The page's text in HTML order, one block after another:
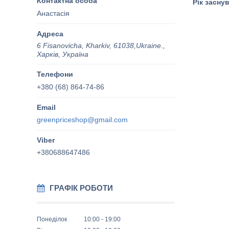
Анастасія
6 Fisanovicha, Kharkiv, 61038,Ukraine.,
Харків, Україна
+380 (68) 864-74-86
greenpriceshop@gmail.com
+380688647486
ГРАФІК РОБОТИ
Понеділок 10:00
19:00
Рік